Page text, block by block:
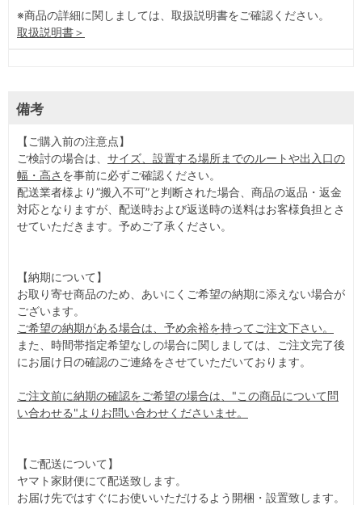
※商品の詳細に関しましては、取扱説明書をご確認ください。
取扱説明書＞
備考
【ご購入前の注意点】
ご検討の場合は、 サイズ、設置する場所までのルートや出入口の
幅・高さ を事前に必ずご確認ください。
配送業者様より”搬入不可”と判断された場合、商品の返品・返金
対応となりますが、配送時および返送時の送料はお客様負担とさ
せていただきます。予めご了承ください。
【納期について】
お取り寄せ商品のため、あいにくご希望の納期に添えない場合が
ございます。
ご希望の納期がある場合は、予め余裕を持ってご注文下さい。
また、時間帯指定希望なしの場合に関しましては、ご注文完了後
にお届け日の確認のご連絡をさせていただいております。
ご注文前に納期の確認をご希望の場合は、"この商品について問
い合わせる"よりお問い合わせくださいませ。
【ご配送について】
ヤマト家財便にて配送致します。
お届け先ではすぐにお使いいただけるよう開梱・設置致します。